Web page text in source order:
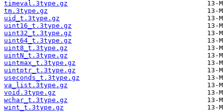
timeval.3type.gz
tm.3type.gz
uid_t.3type.gz
uint16_t.3type.gz
uint32_t.3type.gz
uint64_t.3type.gz
uint8_t.3type.gz
uintN_t.3type.gz
uintmax_t.3type.gz
uintptr_t.3type.gz
useconds_t.3type.gz
va_list.3type.gz
void.3type.gz
wchar_t.3type.gz
wint_t.3type.gz